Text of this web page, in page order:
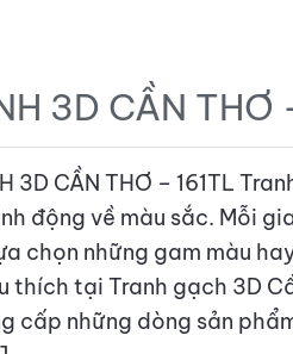
3D CẦN THƠ
3D CẦN THƠ – 161TL
động về màu sắc. Mỗi
chọn những gam màu
thích tại Tranh gạch 3D
cấp những dòng sản